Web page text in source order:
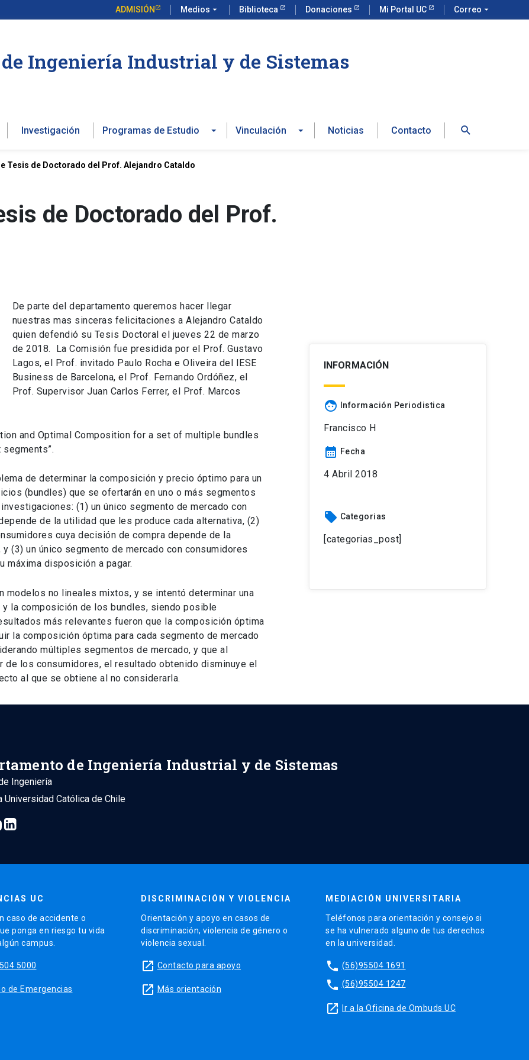
ADMISIÓN Medios arrow_drop_down Biblioteca Donaciones Mi Portal UC Correo arrow_drop_down
Ingeniería Industrial y de Sistemas
Investigación Programas de Estudio Vinculación Noticias Contacto Buscar
Tesis de Doctorado del Prof. Alejandro Cataldo
de Doctorado del Prof.
De parte del departamento queremos hacer llegar
nuestras mas sinceras felicitaciones a Alejandro Cataldo
quien defendió su Tesis Doctoral el jueves 22 de marzo
de 2018. La Comisión fue presidida por el Prof. Gustavo
Lagos, el Prof. invitado Paulo Rocha e Oliveira del IESE
Business de Barcelona, el Prof. Fernando Ordóñez, el
Prof. Supervisor Juan Carlos Ferrer, el Prof. Marcos
and Optimal Composition for a set of multiple bundles
de determinar la composición y precio óptimo para un
(bundles) que se ofertarán en uno o más segmentos
(1) un único segmento de mercado con
de la utilidad que les produce cada alternativa, (2)
cuya decisión de compra depende de la
(3) un único segmento de mercado con consumidores
máxima disposición a pagar.
modelos no lineales mixtos, y se intentó determinar una
la composición de los bundles, siendo posible
más relevantes fueron que la composición óptima
la composición óptima para cada segmento de mercado
múltiples segmentos de mercado, y que al
de los consumidores, el resultado obtenido disminuye el
al que se obtiene al no considerarla.
INFORMACIÓN
face Información Periodistica
Francisco H
calendar_month Fecha
4 Abril 2018
local_offer Categorias
[categorias_post]
de Ingeniería Industrial y de Sistemas
Ingeniería
Universidad Católica de Chile
UC
caso de accidente o
ponga en riesgo tu vida
campus.
5000
de Emergencias
DISCRIMINACIÓN Y VIOLENCIA
Orientación y apoyo en casos de
discriminación, violencia de género o
violencia sexual.
launch Contacto para apoyo
launch Más orientación
MEDIACIÓN UNIVERSITARIA
Teléfonos para orientación y consejo si
se ha vulnerado alguno de tus derechos
en la universidad.
phone (56)95504 1691
phone (56)95504 1247
launch Ir a la Oficina de Ombuds UC